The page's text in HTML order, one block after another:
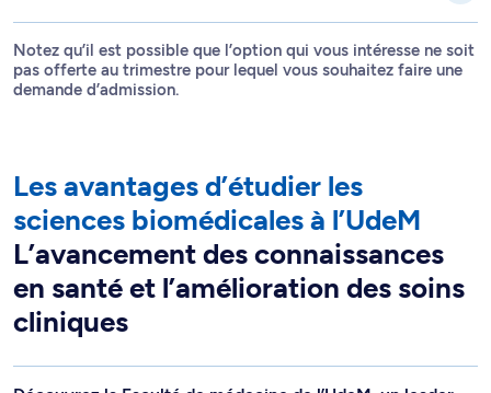
Notez qu’il est possible que l’option qui vous intéresse ne soit
pas offerte au trimestre pour lequel vous souhaitez faire une
demande d’admission.
Les avantages d’étudier les
sciences biomédicales à l’UdeM
L’avancement des connaissances
en santé et l’amélioration des soins
cliniques